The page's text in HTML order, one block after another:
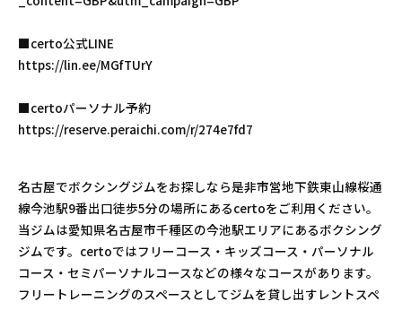
■certo公式LINE
https://lin.ee/MGfTUrY
■certoパーソナル予約
https://reserve.peraichi.com/r/274e7fd7
名古屋でボクシングジムをお探しなら是非市営地下鉄東山線桜通
線今池駅9番出口徒歩5分の場所にあるcertoをご利用ください。
当ジムは愛知県名古屋市千種区の今池駅エリアにあるボクシング
ジムです。certoではフリーコース・キッズコース・パーソナル
コース・セミパーソナルコースなどの様々なコースがあります。
フリートレーニングのスペースとしてジムを貸し出すレントスペ